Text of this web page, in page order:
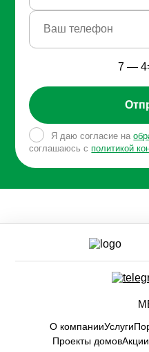
7 —
Я даю согласие на
соглашаюсь сполитикой
О компанииУслуги
Проекты домовАкции